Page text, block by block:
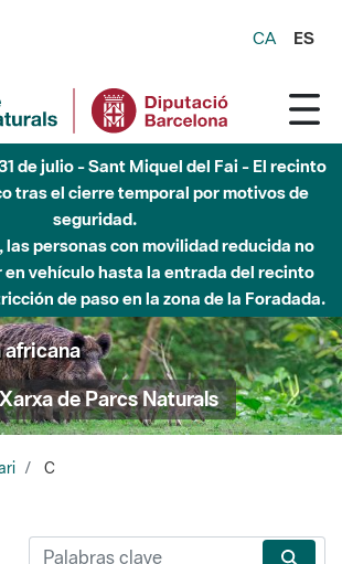
CA ES
de julio - Sant Miquel del Fai - El recinto
tras el cierre temporal por motivos de
seguridad.
las personas con movilidad reducida no
en vehículo hasta la entrada del recinto
de paso en la zona de la Foradada.
africana
de Parcs Naturals
C